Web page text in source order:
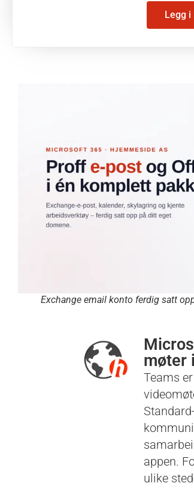
Legg
Exchange email konto ferdig satt
møter
Teams
appen.
ulike